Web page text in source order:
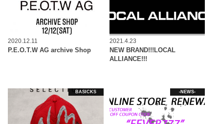
2020.12.11
P.E.O.T.W AG archive Shop
2021.4.23
NEW BRAND!!!LOCAL
ALLIANCE!!!
BASICKS -NEWS-